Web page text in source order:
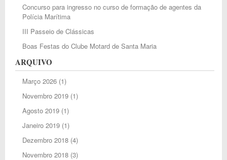
Concurso para ingresso no curso de formação de agentes da
Polícia Marítima
III Passeio de Clássicas
Boas Festas do Clube Motard de Santa Maria
ARQUIVO
Março 2026(1)
Novembro 2019(1)
Agosto 2019(1)
Janeiro 2019(1)
Dezembro 2018(4)
Novembro 2018(3)